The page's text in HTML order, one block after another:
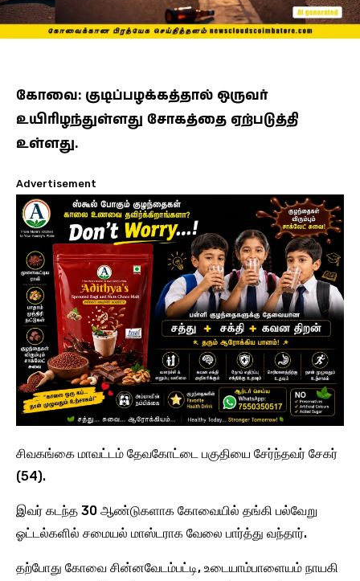
கோவை: குடிப்பழக்கத்தால் ஒருவர்
உயிரிழந்துள்ளது சோகத்தை ஏற்படுத்தி
உள்ளது.
Advertisement
சிவகங்கை மாவட்டம் தேவகோட்டை பகுதியை சேர்ந்தவர் சேகர்
(54).
இவர் கடந்த 30 ஆண்டுகளாக கோவையில் தங்கி பல்வேறு
ஓட்டல்களில் சமையல் மாஸ்டராக வேலை பார்த்து வந்தார்.
தற்போது கோவை சின்னவேடம்பட்டி, உடையாம்பாளையம் நாயகி